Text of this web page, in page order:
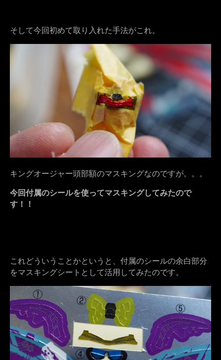
そして今回初めて取り入れた手法がこれ。
キングオージャー頭部額のマスキングなのですが。。。
今回付属のシールを使ってマスキングしてみたので
す！！
これどういうことかというと、付属のシールの余白部分
をマスキングシートとして活用してみたのです。